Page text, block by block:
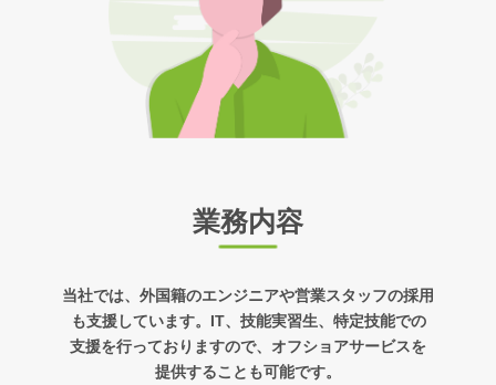
業務内容
当社では、外国籍のエンジニアや営業スタッフの採用
も支援しています。 IT、技能実習生、特定技能での
支援を行っておりますので、オフショアサービスを
提供することも可能です。